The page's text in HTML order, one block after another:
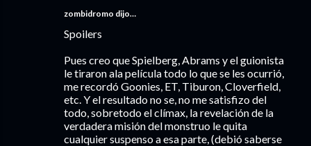
zombidromo dijo…
Spoilers
Pues creo que Spielberg, Abrams y el guionista
le tiraron ala película todo lo que se les ocurrió,
me recordó Goonies, ET, Tiburon, Cloverfield,
etc. Y el resultado no se, no me satisfizo del
todo, sobretodo el clímax, la revelación de la
verdadera misión del monstruo le quita
cualquier suspenso a esa parte, (debió saberse